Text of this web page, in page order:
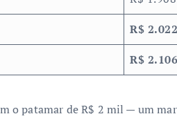
R$ 2.022
R$ 2.106
o patamar de R$ 2 mil — um